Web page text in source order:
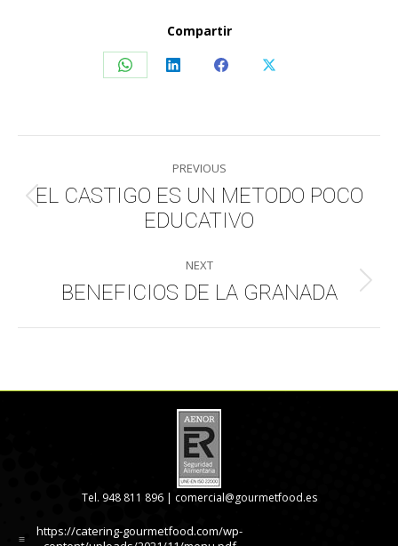
Compartir
Share
WhatsApp
Share
LinkedIn
Share
Facebook
Share
X
navigation
PREVIOUS
Previous
post:
EL CASTIGO ES UN METODO POCO
EDUCATIVO
NEXT
Next
BENEFICIOS DE LA GRANADA
Tel. 948 811 896 | comercial@gourmetfood.es
https://catering-gourmetfood.com/wp-